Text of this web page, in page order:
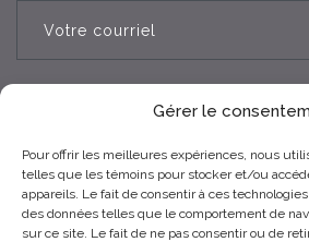
Gérer le
Pour offrir les meilleures expériences, nous
telles que les témoins pour stocker et/ou
appareils. Le fait de consentir à ces
des données telles que le comportement de
sur ce site. Le fait de ne pas consentir ou de